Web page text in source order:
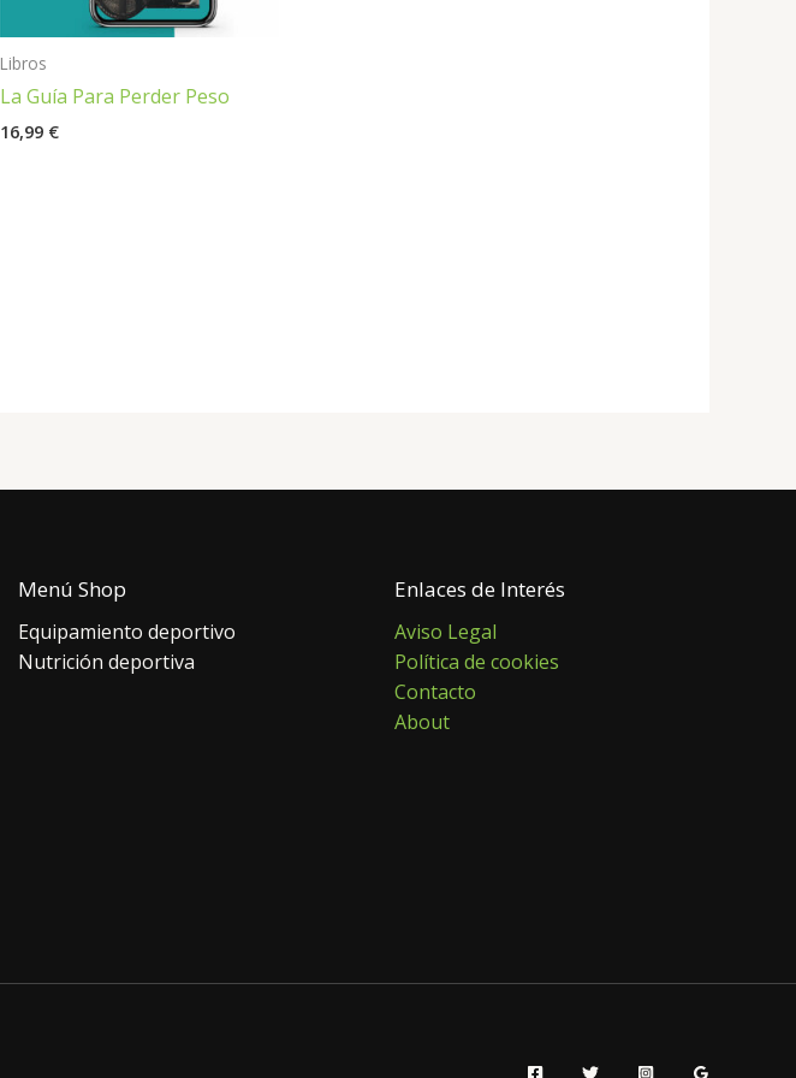
Libros
La Guía Para Perder Peso
16,99 €
Menú Shop
Equipamiento deportivo
Nutrición deportiva
Enlaces de Interés
Aviso Legal
Política de cookies
Contacto
About